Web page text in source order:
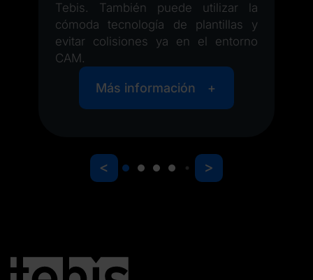
Tebis. También puede utilizar la
cómoda tecnología de plantillas y
evitar colisiones ya en el entorno
CAM.
Más información
< >